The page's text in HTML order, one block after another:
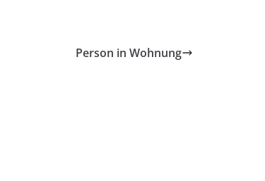
Person in Wohnung